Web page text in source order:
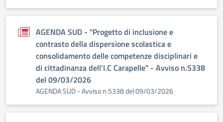
AGENDA SUD - "Progetto di inclusione e
contrasto della dispersione scolastica e
consolidamento delle competenze disciplinari e
di cittadinanza dell'I.C Carapelle" - Avviso n.5338
del 09/03/2026
AGENDA SUD - Avviso n.5338 del 09/03/2026